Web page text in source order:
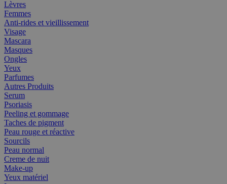
Lèvres
Femmes
Anti-rides et vieillissement
Visage
Mascara
Masques
Ongles
Yeux
Parfumes
Autres Produits
Serum
Psoriasis
Peeling et gommage
Taches de pigment
Peau rouge et réactive
Sourcils
Peau normal
Creme de nuit
Make-up
Yeux matériel